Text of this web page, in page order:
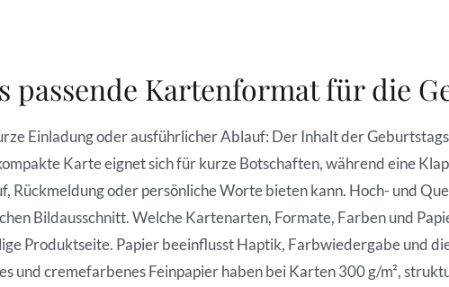
passende Kartenformat für die
Einladung oder ausführlicher Ablauf: Der Inhalt der
Karte eignet sich für kurze Botschaften, während eine
Rückmeldung oder persönliche Worte bieten kann. Hoch- und
Bildausschnitt. Welche Kartenarten, Formate, Farben und
Produktseite. Papier beeinflusst Haptik, Farbwiedergabe und
und cremefarbenes Feinpapier haben bei Karten 300 g/m²,